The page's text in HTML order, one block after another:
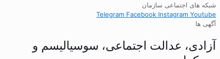
شبکه های اجتماعی سازمان
Telegram Facebook Instagram Youtube
آگهی ها
آزادی، عدالت اجتماعی، سوسیالیسم و